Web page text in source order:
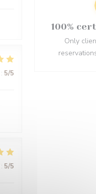
: 5/5
: 5/5
100%
Only